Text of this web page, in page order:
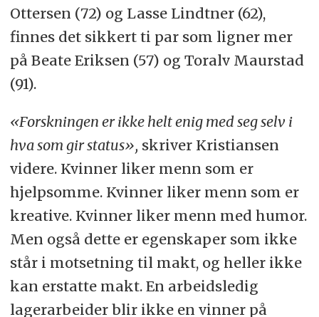
Ottersen (72) og Lasse Lindtner (62),
finnes det sikkert ti par som ligner mer
på Beate Eriksen (57) og Toralv Maurstad
(91).
«Forskningen er ikke helt enig med seg selv i
hva som gir status», skriver Kristiansen
videre. Kvinner liker menn som er
hjelpsomme. Kvinner liker menn som er
kreative. Kvinner liker menn med humor.
Men også dette er egenskaper som ikke
står i motsetning til makt, og heller ikke
kan erstatte makt. En arbeidsledig
lagerarbeider blir ikke en vinner på